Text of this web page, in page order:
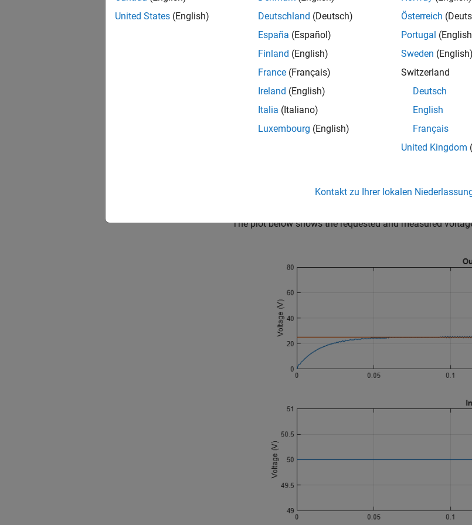
The plot below shows the requested and measured
United States (English)
Deutschland (Deutsch)
España (Español)
Finland (English)
France (Français)
Ireland (English)
Italia (Italiano)
Luxembourg (English)
Österreich
Portugal
Sweden (English)
Switzerland
Deutsch
English
Français
United Kingdom
Kontakt zu Ihrer lokalen